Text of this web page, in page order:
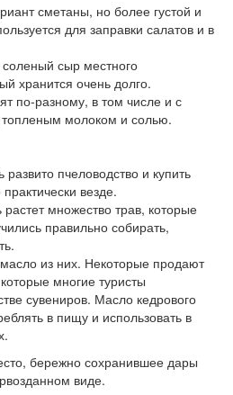
сметаны, но более густой и
для заправки салатов и в
сыр местного
хранится очень долго.
по-разному, в том числе и с
молоком и солью.
пчеловодство и купить
везде.
множество трав, которые
правильно собирать,
из них. Некоторые продают
многие туристы
сувениров. Масло кедрового
в пищу и использовать в
бережно сохранившее дары
виде.